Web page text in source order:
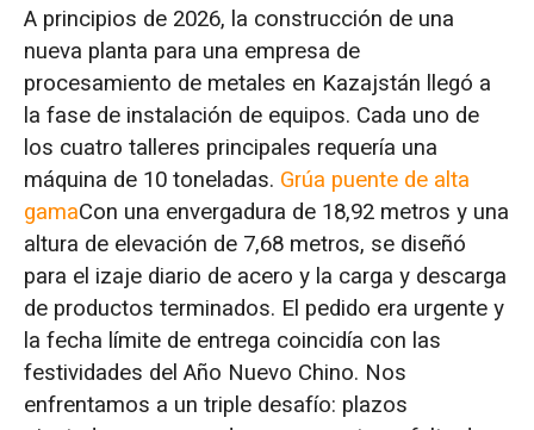
producción urgente de grúas aéreas
El primer obstáculo: la escasez generalizada
de componentes básicos, ya que los
proveedores de la cadena de suministro
paralizaron sus operaciones de forma
colectiva.
El segundo obstáculo: plazos de entrega
rígidos sin margen de error.
Solución ágil de pintura de logotipos para
entrega rápida con grúa puente
A principios de 2026, la construcción de una
nueva planta para una empresa de
procesamiento de metales en Kazajstán llegó a
la fase de instalación de equipos. Cada uno de
los cuatro talleres principales requería una
máquina de 10 toneladas. Grúa puente de alta
gamaCon una envergadura de 18,92 metros y una
altura de elevación de 7,68 metros, se diseñó
para el izaje diario de acero y la carga y descarga
de productos terminados. El pedido era urgente y
la fecha límite de entrega coincidía con las
festividades del Año Nuevo Chino. Nos
enfrentamos a un triple desafío: plazos